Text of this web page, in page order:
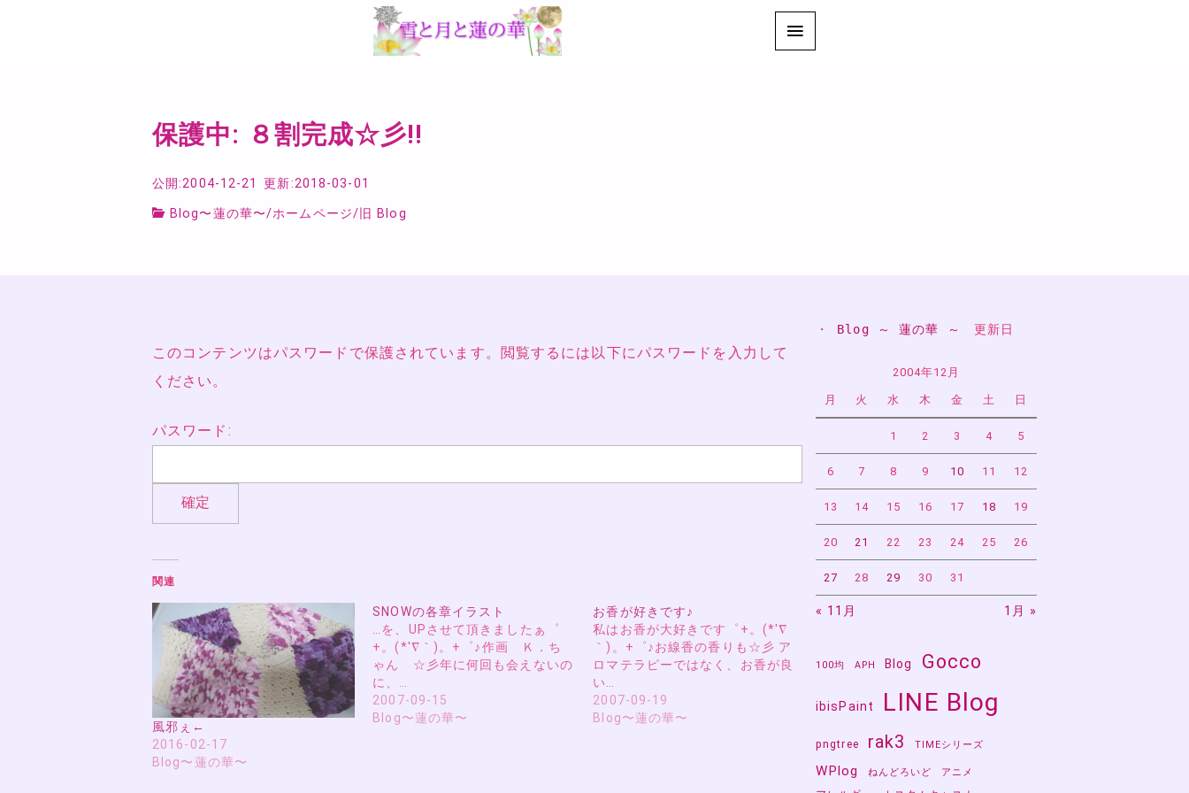
保護中: ８割完成☆彡!!
公開:2004-12-21
更新:2018-03-01
Blog〜蓮の華〜/ホームページ/ 旧 Blog
このコンテンツはパスワードで保護されています。閲覧するには以下にパスワードを入力して
ください。
パスワード:
関連
風邪ぇ←
2016-02-17
Blog〜蓮の華〜
SNOWの各章イラスト
…を、UPさせて頂きましたぁ゜
+。(*′∇｀)。+゜♪作画 Ｋ．ち
ゃん ☆彡年に何回も会えないの
に、…
2007-09-15
Blog〜蓮の華〜
お香が好きです♪
私はお香が大好きです゜+。(*′∇
｀)。+゜♪お線香の香りも☆彡 ア
ロマテラピーではなく、お香が良
い…
2007-09-19
Blog〜蓮の華〜
・ Blog ～ 蓮の華 ～ 更新日
2004年12月
月 火 水 木 金 土 日
1 2 3 4 5
6 7 8 9 10 11 12
13 14 15 16 17 18 19
20 21 22 23 24 25 26
27 28 29 30 31
« 11月 1月 »
100均 APH Blog Gocco
ibisPaint LINE Blog
pngtree rak3 TIMEシリーズ
WPlog ねんどろいど アニメ